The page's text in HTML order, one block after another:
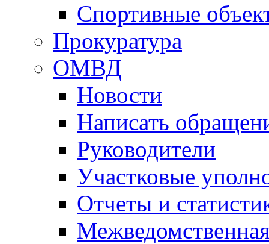
Спортивные
Прокуратура
ОМВД
Новости
Написать
Руководители
Участковые
Отчеты и